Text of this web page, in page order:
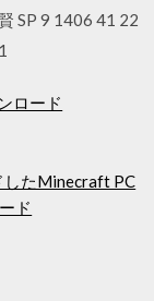
SP 9 1406 41 22
ロード
したMinecraft PC
ド